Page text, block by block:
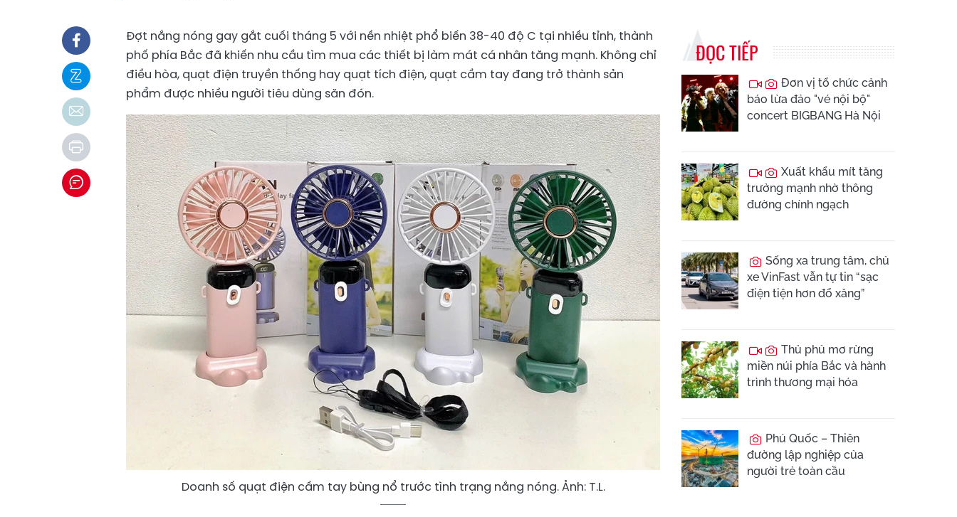
Đợt nắng nóng gay gắt cuối tháng 5 với nền nhiệt phổ biến 38-40 độ C tại nhiều tỉnh, thành
phố phía Bắc đã khiến nhu cầu tìm mua các thiết bị làm mát cá nhân tăng mạnh. Không chỉ
điều hòa, quạt điện truyền thống hay quạt tích điện, quạt cầm tay đang trở thành sản
phẩm được nhiều người tiêu dùng săn đón.
Doanh số quạt điện cầm tay bùng nổ trước tình trạng nắng nóng. Ảnh: T.L.
ĐỌC TIẾP
Đơn vị tổ chức cảnh
báo lừa đảo "vé nội bộ"
concert BIGBANG Hà Nội
Xuất khẩu mít tăng
trưởng mạnh nhờ thông
đường chính ngạch
Sống xa trung tâm, chủ
xe VinFast vẫn tự tin “sạc
điện tiện hơn đổ xăng”
Thủ phủ mơ rừng
miền núi phía Bắc và hành
trình thương mại hóa
Phú Quốc – Thiên
đường lập nghiệp của
người trẻ toàn cầu